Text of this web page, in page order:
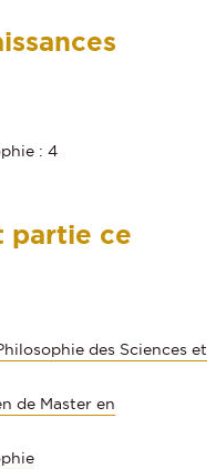
: 4
partie ce
des Sciences et
de Master en